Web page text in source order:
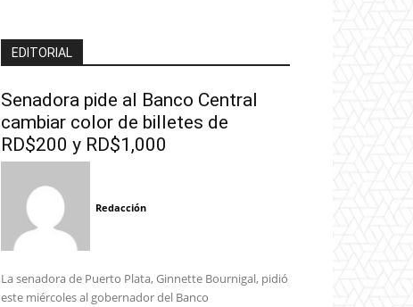
EDITORIAL
Senadora pide al Banco Central
cambiar color de billetes de
RD$200 y RD$1,000
Redacción
La senadora de Puerto Plata, Ginnette Bournigal, pidió
este miércoles al gobernador del Banco